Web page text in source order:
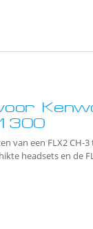
van een FLX2 CH-
headsets en de